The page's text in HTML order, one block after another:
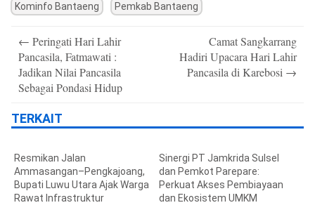
Kominfo Bantaeng Pemkab Bantaeng
navigation
← Peringati Hari Lahir
Pancasila, Fatmawati :
Jadikan Nilai Pancasila
Sebagai Pondasi Hidup
Camat Sangkarrang
Hadiri Upacara Hari Lahir
Pancasila di Karebosi →
TERKAIT
Resmikan Jalan
Ammasangan–Pengkajoang,
Bupati Luwu Utara Ajak Warga
Rawat Infrastruktur
Sinergi PT Jamkrida Sulsel
dan Pemkot Parepare:
Perkuat Akses Pembiayaan
dan Ekosistem UMKM